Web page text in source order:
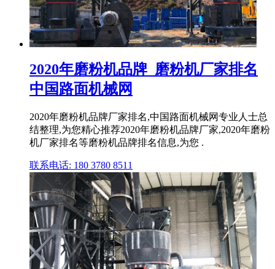
2020年磨粉机品牌_磨粉机厂家排名
中国路面机械网
2020年磨粉机品牌厂家排名,中国路面机械网专业人士总
结整理,为您精心推荐2020年磨粉机品牌厂家,2020年磨粉
机厂家排名等磨粉机品牌排名信息,为您 .
联系电话: 180 3780 8511